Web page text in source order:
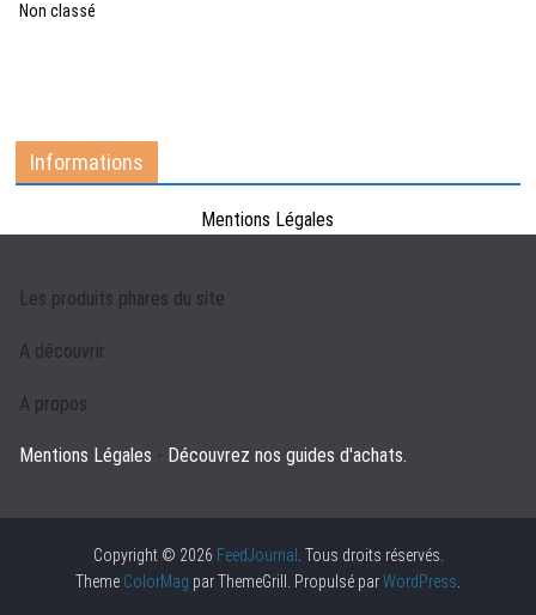
Non classé
Informations
Mentions Légales
Les produits phares du site
A découvrir
A propos
Mentions Légales - Découvrez nos guides d'achats.
Copyright © 2026 FeedJournal
. Tous droits réservés.
Theme ColorMag par ThemeGrill. Propulsé parWordPress